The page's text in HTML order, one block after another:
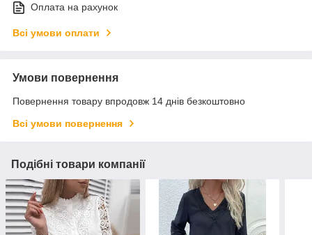
Оплата на рахунок
Всі умови оплати
Умови повернення
Повернення товару впродовж 14 днів безкоштовно
Всі умови повернення
Подібні товари компанії